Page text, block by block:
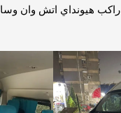
علي تاجير فان 10 راكب هيونداي اتش